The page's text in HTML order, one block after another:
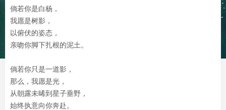
倘若你是白杨，
我愿是树影，
以俯伏的姿态，
亲吻你脚下扎根的泥土。
倘若你只是一道影，
那么，我愿是光，
从朝露未晞到星子垂野，
始终执意向你奔赴。